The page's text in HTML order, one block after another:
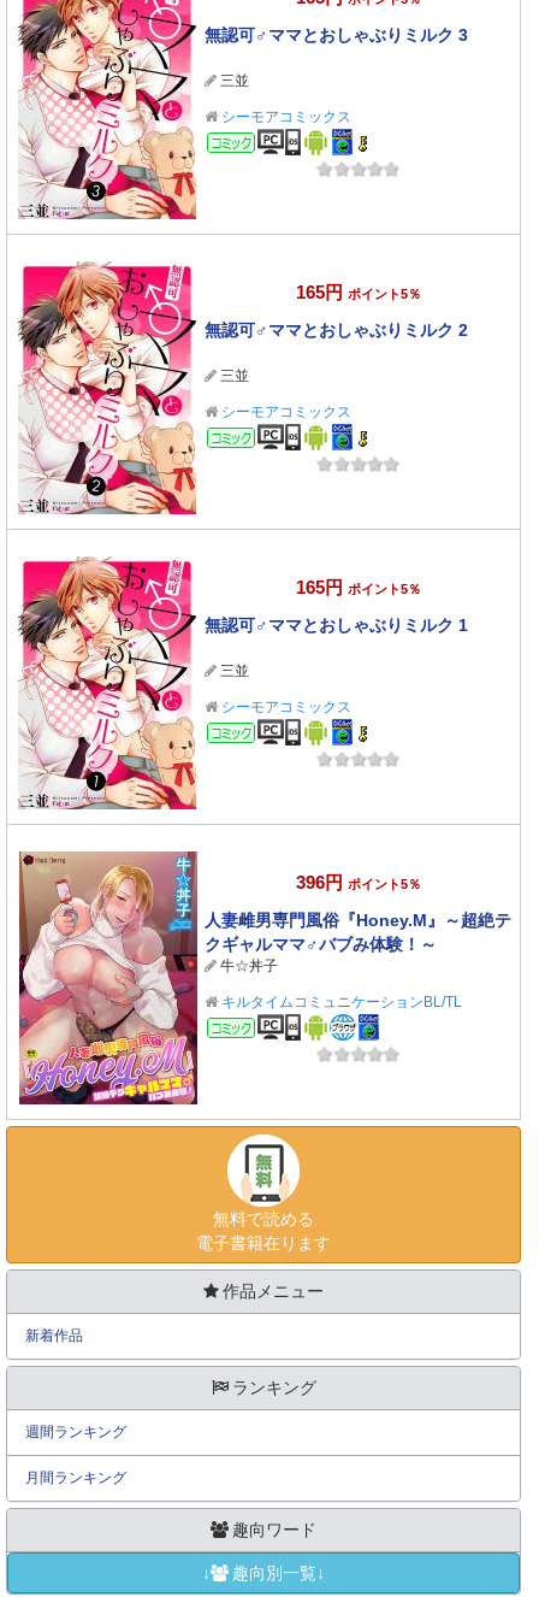
無認可♂ママとおしゃぶりミルク 3
三並
シーモアコミックス
コミック
165円 ポイント5％
無認可♂ママとおしゃぶりミルク 2
三並
シーモアコミックス
コミック
165円 ポイント5％
無認可♂ママとおしゃぶりミルク 1
三並
シーモアコミックス
コミック
396円 ポイント5％
人妻雌男専門風俗『Honey.M』～超絶テ
クギャルママ♂バブみ体験！～
牛☆丼子
キルタイムコミュニケーションBL/TL
コミック
無料で読める
電子書籍在ります
作品メニュー
新着作品
ランキング
週間ランキング
月間ランキング
趣向ワード
↓ 趣向別一覧↓